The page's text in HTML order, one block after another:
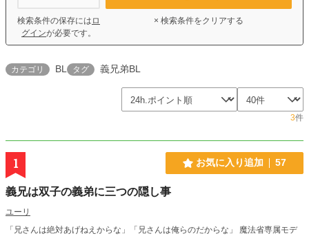
検索条件の保存には ロ
グインが必要です。
× 検索条件をクリアする
カテゴリ BL タグ 義兄弟BL
3件
1 お気に入り追加 57
義兄は双子の義弟に三つの隠し事
ユーリ
「兄さんは絶対あげねえからな」「兄さんは俺らのだからな」 魔法省専属モデ